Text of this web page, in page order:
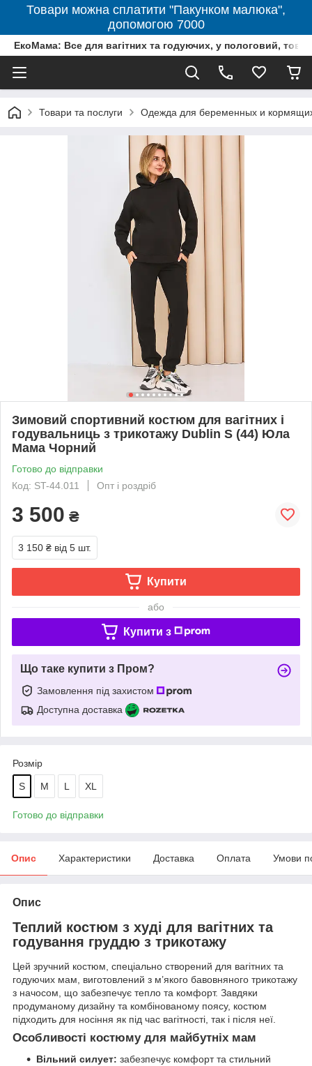
Товари можна сплатити "Пакунком малюка",
допомогою 7000
ЕкоМама: Все для вагітних та годуючих, у пологовий,
Товари та послуги Одежда для беременных и
Зимовий спортивний костюм для вагітних і
годувальниць з трикотажу Dublin S (44) Юла
Мама Чорний
Готово до відправки
Код: ST-44.011
Опт і роздріб
3 500 ₴
3 150 ₴ від 5 шт.
Купити
або
Купити з
Що таке купити з Пром?
Замовлення під захистом
Доступна доставка
Розмір
S M L XL
Готово до відправки
Опис Характеристики Доставка Оплата Умови
Опис
Теплий костюм з худі для вагітних та
годування груддю з трикотажу
Цей зручний костюм, спеціально створений для вагітних та
годуючих мам, виготовлений з м’якого бавовняного трикотажу
з начосом, що забезпечує тепло та комфорт. Завдяки
продуманому дизайну та комбінованому поясу, костюм
підходить для носіння як під час вагітності, так і після неї.
Особливості костюму для майбутніх мам
Вільний силует: забезпечує комфорт та стильний